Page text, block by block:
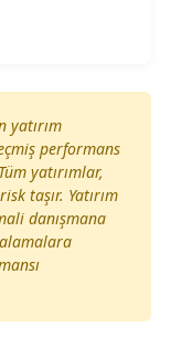
yatırım
performans
yatırımlar,
taşır. Yatırım
danışmana